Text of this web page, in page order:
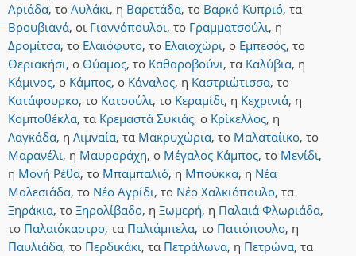
Αριάδα, το Αυλάκι, η Βαρετάδα, το Βαρκό Κυπριό, τα
Βρουβιανά, οι Γιαννόπουλοι, το Γραμματσούλι, η
Δρομίτσα, το Ελαιόφυτο, το Ελαιοχώρι, ο Εμπεσός, το
Θεριακήσι, ο Θύαμος, το Καθαροβούνι, τα Καλύβια, η
Κάμινος, ο Κάμπος, ο Κάναλος, η Καστριώτισσα, το
Κατάφουρκο, το Κατσούλι, το Κεραμίδι, η Κεχρινιά, η
Κομποθέκλα, τα Κρεμαστά Συκιάς, ο Κρίκελλος, η
Λαγκάδα, η Λιμναία, τα Μακρυχώρια, το Μαλαταίικο, το
Μαρανέλι, η Μαυροράχη, ο Μέγαλος Κάμπος, το Μενίδι,
η Μονή Ρέθα, το Μπαμπαλιό, η Μπούκκα, η Νέα
Μαλεσιάδα, το Νέο Αγρίδι, το Νέο Χαλκιόπουλο, τα
Ξηράκια, το Ξηρολίβαδο, η Ξωμερή, η Παλαιά Φλωριάδα,
το Παλαιόκαστρο, τα Παλιάμπελα, το Πατιόπουλο, η
Παυλιάδα, το Περδικάκι, τα Πετράλωνα, η Πετρώνα, τα